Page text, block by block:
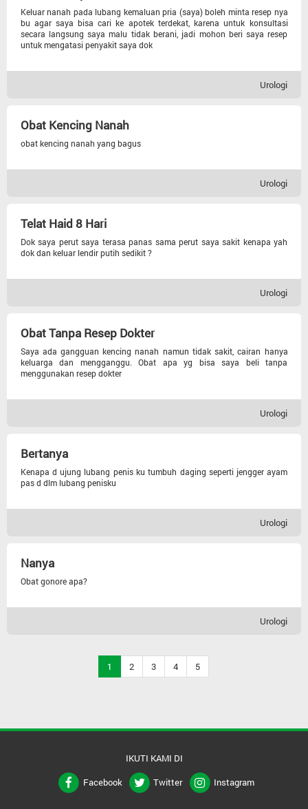
Diabetes
Kolesterol
Keluar nanah pada lubang kemaluan pria (saya) boleh minta resep nya
bu agar saya bisa cari ke apotek terdekat, karena untuk konsultasi
secara langsung saya malu tidak berani, jadi mohon beri saya resep
untuk mengatasi penyakit saya dok
Urologi
Obat Kencing Nanah
obat kencing nanah yang bagus
Urologi
Telat Haid 8 Hari
Dok saya perut saya terasa panas sama perut saya sakit kenapa yah
dok dan keluar lendir putih sedikit ?
Urologi
Obat Tanpa Resep Dokter
Saya ada gangguan kencing nanah namun tidak sakit, cairan hanya
keluarga dan mengganggu. Obat apa yg bisa saya beli tanpa
menggunakan resep dokter
Urologi
Bertanya
Kenapa d ujung lubang penis ku tumbuh daging seperti jengger ayam
pas d dlm lubang penisku
Urologi
Nanya
Obat gonore apa?
Urologi
1 2 3 4 5
IKUTI KAMI DI
Facebook
Twitter Instagram